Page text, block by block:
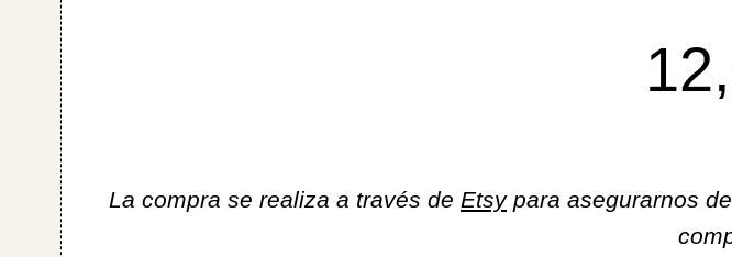
La compra se realiza a través de Etsypara asegurarnos